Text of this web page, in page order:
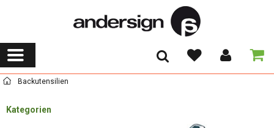
Backutensilien
Kategorien